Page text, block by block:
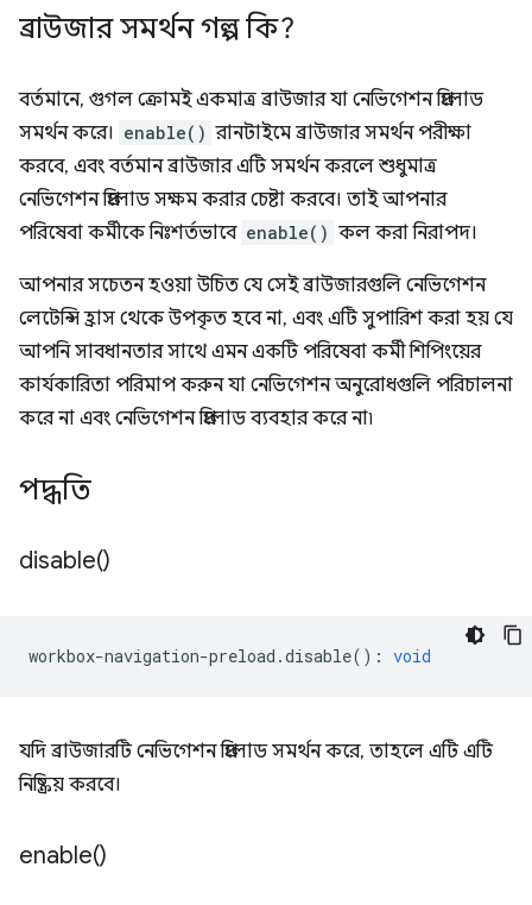
ব্রাউজার সমর্থন গল্প কি?
বর্তমানে, গুগল ক্রোমই একমাত্র ব্রাউজার যা নেভিগেশন প্রিলোড
সমর্থন করে। enable() রানটাইমে ব্রাউজার সমর্থন পরীক্ষা
করবে, এবং বর্তমান ব্রাউজার এটি সমর্থন করলে শুধুমাত্র
নেভিগেশন প্রিলোড সক্ষম করার চেষ্টা করবে। তাই আপনার
পরিষেবা কর্মীকে নিঃশর্তভাবে enable() কল করা নিরাপদ।
আপনার সচেতন হওয়া উচিত যে সেই ব্রাউজারগুলি নেভিগেশন
লেটেন্সি হ্রাস থেকে উপকৃত হবে না, এবং এটি সুপারিশ করা হয় যে
আপনি সাবধানতার সাথে এমন একটি পরিষেবা কর্মী শিপিংয়ের
কার্যকারিতা পরিমাপ করুন যা নেভিগেশন অনুরোধগুলি পরিচালনা
করে না এবং নেভিগেশন প্রিলোড ব্যবহার করে না৷
পদ্ধতি
disable()
workbox-navigation-preload .disable() : void
যদি ব্রাউজারটি নেভিগেশন প্রিলোড সমর্থন করে, তাহলে এটি এটি
নিষ্ক্রিয় করবে।
enable()